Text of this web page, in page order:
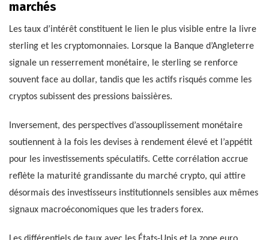
marchés
Les taux d’intérêt constituent le lien le plus visible entre la livre
sterling et les cryptomonnaies. Lorsque la Banque d’Angleterre
signale un resserrement monétaire, le sterling se renforce
souvent face au dollar, tandis que les actifs risqués comme les
cryptos subissent des pressions baissières.
Inversement, des perspectives d’assouplissement monétaire
soutiennent à la fois les devises à rendement élevé et l’appétit
pour les investissements spéculatifs. Cette corrélation accrue
reflète la maturité grandissante du marché crypto, qui attire
désormais des investisseurs institutionnels sensibles aux mêmes
signaux macroéconomiques que les traders forex.